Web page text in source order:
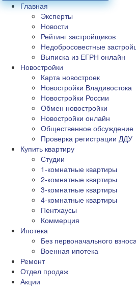
Главная
Эксперты
Новости
Рейтинг застройщиков
Недобросовестные
Выписка из ЕГРН онлайн
Новостройки
Карта новостроек
Новостройки Владивостока
Новостройки России
Обмен новостройки
Новостройки онлайн
Общественное обсуждение
Проверка регистрации ДДУ
Купить квартиру
Студии
1-комнатные квартиры
2-комнатные квартиры
3-комнатные квартиры
4-комнатные квартиры
Пентхаусы
Коммерция
Ипотека
Без первоначального
Военная ипотека
Ремонт
Отдел продаж
Акции